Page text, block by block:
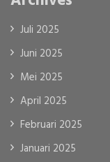
Juli 2025
Juni 2025
Mei 2025
April 2025
Februari 2025
Januari 2025